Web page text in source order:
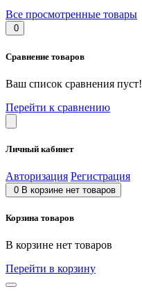
Все просмотренные товары
0
Сравнение товаров
Ваш список сравнения пуст!
Перейти к сравнению
Личный кабинет
Авторизация Регистрация
0 В корзине нет товаров
Корзина товаров
В корзине нет товаров
Перейти в корзину